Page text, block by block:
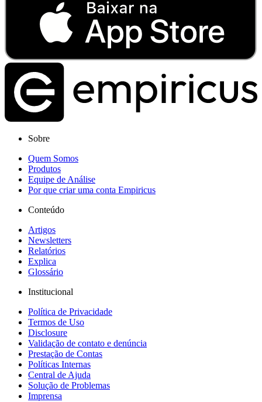
Sobre
Quem Somos
Produtos
Equipe de Análise
Por que criar uma conta Empiricus
Conteúdo
Artigos
Newsletters
Relatórios
Explica
Glossário
Institucional
Política de Privacidade
Termos de Uso
Disclosure
Validação de contato e denúncia
Prestação de Contas
Políticas Internas
Central de Ajuda
Solução de Problemas
Imprensa